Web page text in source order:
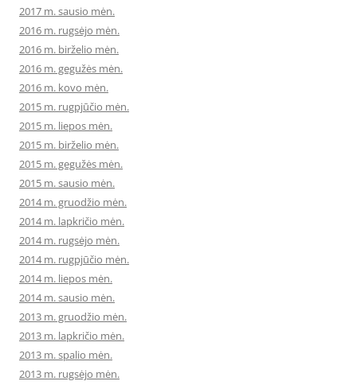
2017 m. sausio mėn.
2016 m. rugsėjo mėn.
2016 m. birželio mėn.
2016 m. gegužės mėn.
2016 m. kovo mėn.
2015 m. rugpjūčio mėn.
2015 m. liepos mėn.
2015 m. birželio mėn.
2015 m. gegužės mėn.
2015 m. sausio mėn.
2014 m. gruodžio mėn.
2014 m. lapkričio mėn.
2014 m. rugsėjo mėn.
2014 m. rugpjūčio mėn.
2014 m. liepos mėn.
2014 m. sausio mėn.
2013 m. gruodžio mėn.
2013 m. lapkričio mėn.
2013 m. spalio mėn.
2013 m. rugsėjo mėn.